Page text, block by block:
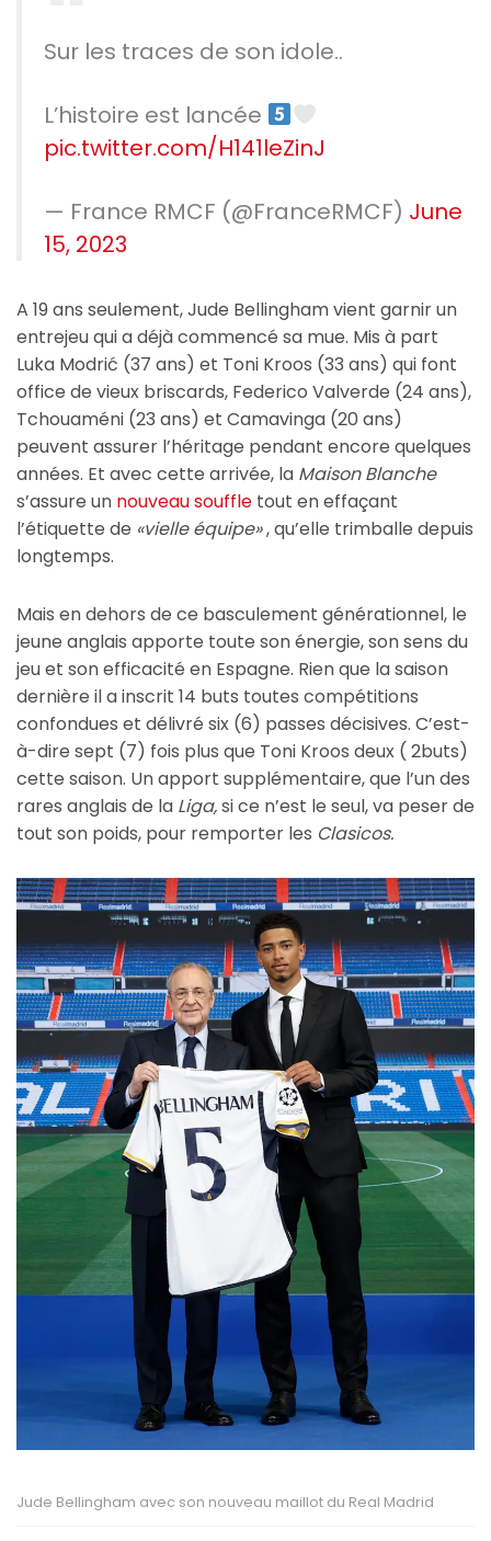
Sur les traces de son idole..
L’histoire est lancée
pic.twitter.com/H141leZinJ
— France RMCF (@FranceRMCF) June
15, 2023
A 19 ans seulement, Jude Bellingham vient garnir un
entrejeu qui a déjà commencé sa mue. Mis à part
Luka Modrić (37 ans) et Toni Kroos (33 ans) qui font
office de vieux briscards, Federico Valverde (24 ans),
Tchouaméni (23 ans) et Camavinga (20 ans)
peuvent assurer l’héritage pendant encore quelques
années. Et avec cette arrivée, la Maison Blanche
s’assure un nouveau souffle tout en effaçant
l’étiquette de «vielle équipe», qu’elle trimballe depuis
longtemps.
Mais en dehors de ce basculement générationnel, le
jeune anglais apporte toute son énergie, son sens du
jeu et son efficacité en Espagne. Rien que la saison
dernière il a inscrit 14 buts toutes compétitions
confondues et délivré six (6) passes décisives. C’est-
à-dire sept (7) fois plus que Toni Kroos deux ( 2buts)
cette saison. Un apport supplémentaire, que l’un des
rares anglais de la Liga,si ce n’est le seul, va peser de
tout son poids, pour remporter les Clasicos.
Jude Bellingham avec son nouveau maillot du Real Madrid